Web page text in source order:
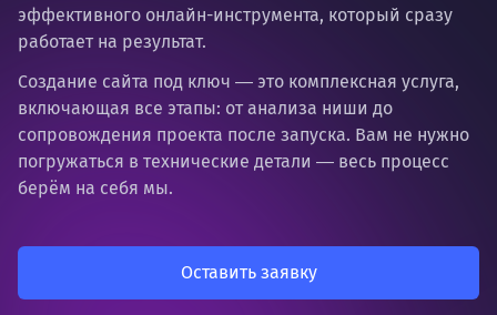
эффективного онлайн-инструмента, который сразу
работает на результат.
Создание сайта под ключ ― это комплексная услуга,
включающая все этапы: от анализа ниши до
сопровождения проекта после запуска. Вам не нужно
погружаться в технические детали ― весь процесс
берём на себя мы.
Оставить заявку